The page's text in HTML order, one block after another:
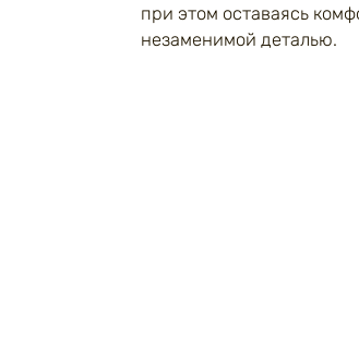
при этом оставаясь
незаменимой деталью.